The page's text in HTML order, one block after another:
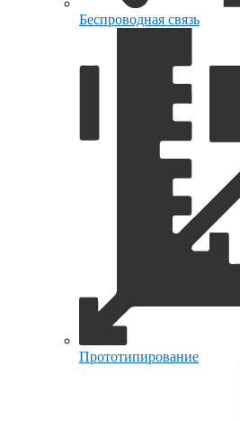
Беспроводная связь
Прототипирование